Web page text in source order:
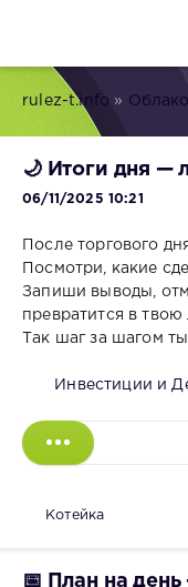
rulez-t.info » Облако
🌙 Итоги дня —
06/11/2025 10:21
После торгового
Посмотри, какие
Запиши выводы,
превратится в
Так шаг за шагом
Инвестиции и
Котейка
📅 План на